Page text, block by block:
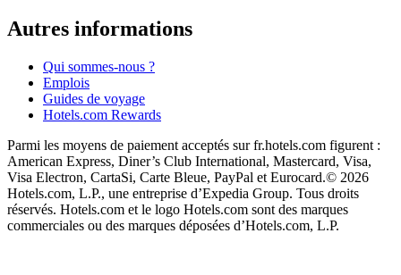
Autres informations
Qui sommes-nous ?
Emplois
Guides de voyage
Hotels.com Rewards
Parmi les moyens de paiement acceptés sur fr.hotels.com figurent :
American Express, Diner’s Club International, Mastercard, Visa,
Visa Electron, CartaSi, Carte Bleue, PayPal et Eurocard.© 2026
Hotels.com, L.P., une entreprise d’Expedia Group. Tous droits
réservés. Hotels.com et le logo Hotels.com sont des marques
commerciales ou des marques déposées d’Hotels.com, L.P.